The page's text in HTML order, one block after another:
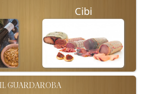
Cibi
IL GUARDAROBA